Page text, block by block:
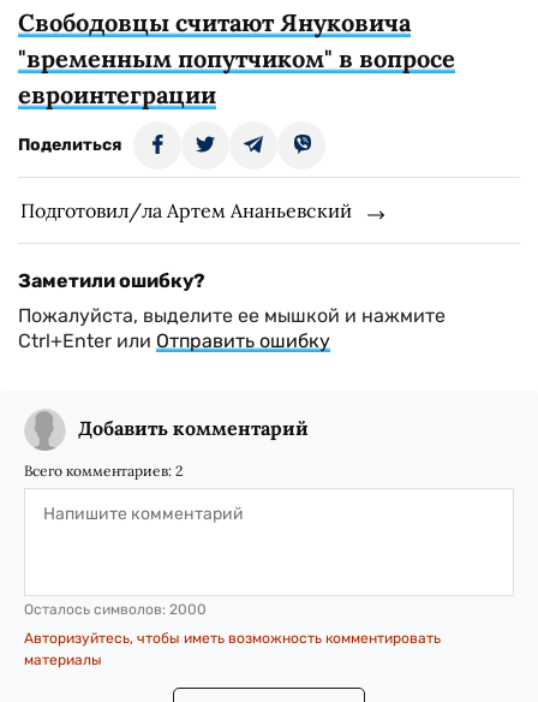
Свободовцы считают Януковича
"временным попутчиком" в вопросе
евроинтеграции
Поделиться
Подготовил/ла Артем Ананьевский
Заметили ошибку?
Пожалуйста, выделите ее мышкой и нажмите
Ctrl+Enter или Отправить ошибку
Добавить комментарий
Всего комментариев: 2
Осталось символов: 2000
Авторизуйтесь, чтобы иметь возможность комментировать
материалы